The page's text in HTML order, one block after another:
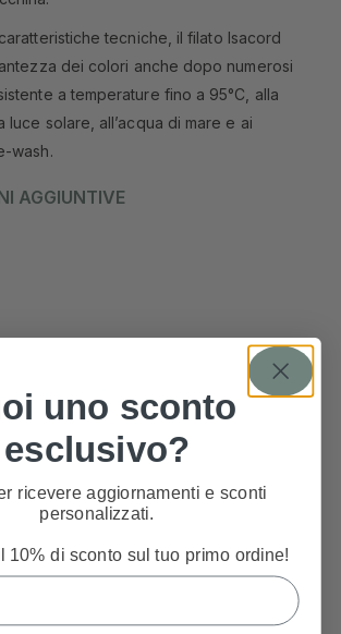
tecniche, il filato Isacord
dei colori anche dopo numerosi
a temperature fino a 95°C, alla
luce solare, all’acqua di mare e ai
wash.
AGGIUNTIVE
CORRELATI
uno sconto
esclusivo?
ricevere aggiornamenti e sconti
personalizzati.
10% di sconto sul tuo primo ordine!